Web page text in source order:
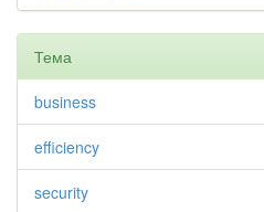
Тема
business
efficiency
security